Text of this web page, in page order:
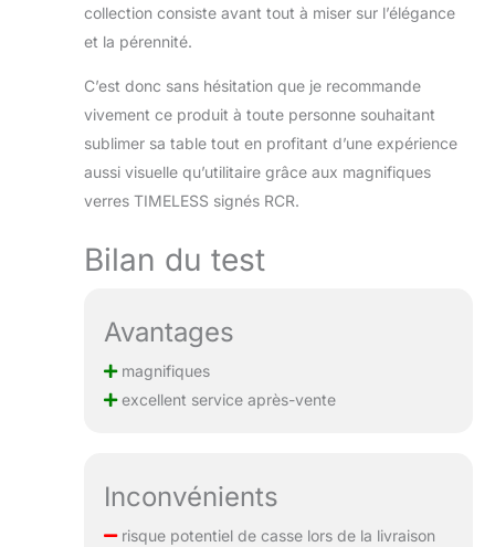
pour l'expédition,
tout simplement parfait.
collection consiste avant tout à miser sur l’élégance
et la pérennité.
C’est donc sans hésitation que je recommande
vivement ce produit à toute personne souhaitant
sublimer sa table tout en profitant d’une expérience
aussi visuelle qu’utilitaire grâce aux magnifiques
verres TIMELESS signés RCR.
Bilan du test
Avantages
magnifiques
excellent service après-vente
Inconvénients
risque potentiel de casse lors de la livraison